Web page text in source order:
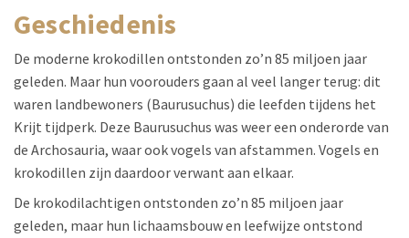
geschiedenis
De moderne krokodillen ontstonden zo’n 85 miljoen jaar
geleden. Maar hun voorouders gaan al veel langer terug: dit
waren landbewoners (Baurusuchus) die leefden tijdens het
Krijt tijdperk. Deze Baurusuchus was weer een onderorde van
de Archosauria, waar ook vogels van afstammen. Vogels en
krokodillen zijn daardoor verwant aan elkaar.
De krokodilachtigen ontstonden zo’n 85 miljoen jaar
geleden, maar hun lichaamsbouw en leefwijze ontstond